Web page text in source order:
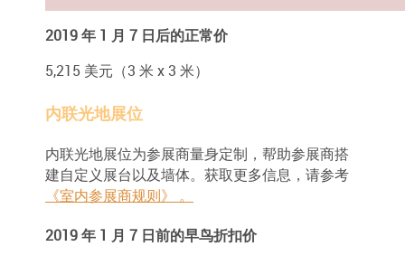
2019 年 1 月 7 日后的正常价
5,215 美元（3 米 x 3 米）
内联光地展位
内联光地展位为参展商量身定制，帮助参展商搭
建自定义展台以及墙体。获取更多信息，请参考
《室内参展商规则》 。
2019 年 1 月 7 日前的早鸟折扣价